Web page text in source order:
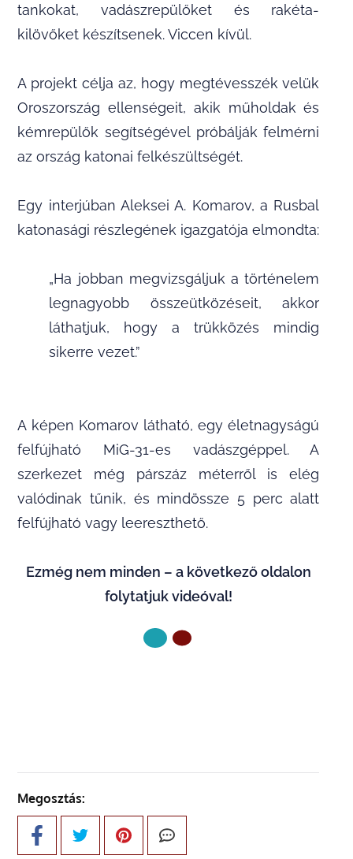
tankokat, vadászrepülőket és rakéta-
kilövőket készítsenek. Viccen kívül.
A projekt célja az, hogy megtévesszék velük
Oroszország ellenségeit, akik műholdak és
kémrepülők segítségével próbálják felmérni
az ország katonai felkészültségét.
Egy interjúban Aleksei A. Komarov, a Rusbal
katonasági részlegének igazgatója elmondta:
„Ha jobban megvizsgáljuk a történelem
legnagyobb összeütközéseit, akkor
láthatjuk, hogy a trükközés mindig
sikerre vezet.”
A képen Komarov látható, egy életnagyságú
felfújható MiG-31-es vadászgéppel. A
szerkezet még párszáz méterről is elég
valódinak tűnik, és mindössze 5 perc alatt
felfújható vagy leereszthető.
Ezmég nem minden – a következő oldalon
folytatjuk videóval!
Megosztás: